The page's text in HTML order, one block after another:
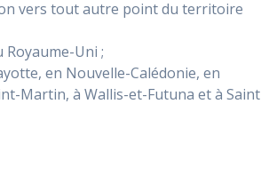
vers tout autre point du territoire
Uni ;
en Nouvelle-Calédonie, en
Martin, à Wallis-et-Futuna et à